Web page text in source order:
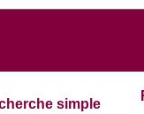
simple